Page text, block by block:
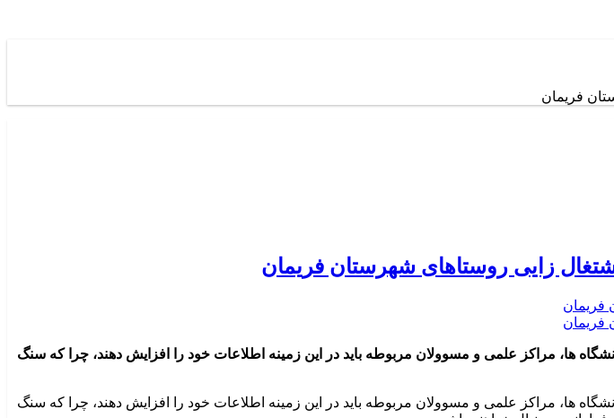
فریمان
زایی روستاهای شهرستان فریمان
ها، مراکز علمی و مسوولان مربوطه باید در این زمینه اطلاعات خود را افزایش دهند، چرا که سنگ
ها، مراکز علمی و مسوولان مربوطه باید در این زمینه اطلاعات خود را افزایش دهند، چرا که سنگ